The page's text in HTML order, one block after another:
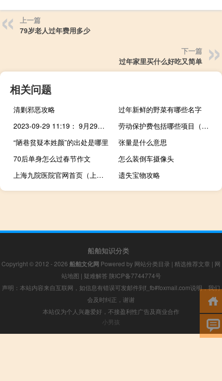
上一篇
79岁老人过年费用多少
下一篇
过年家里买什么好吃又简单
相关问题
清剿邪恶攻略
过年新鲜的野菜有哪些名字
2023-09-29 11:19： 9月29日11时，江门辖区目前缓慢行驶的路段有：1、沈海高速往粤西雅瑶至司前、往阳江方向梁金山服务区入口、阳江方向沙湖至圣堂路段；2、深岑高速往粤西方向杜阮至共和、平连至古猛；3、广中江高速荷塘至赤草互通；4、中阳高速阳春方向凤凰山隧道至大田路段、阳春方向双水往罗坑路段 ​​​
劳动保护费包括哪些项目（劳动保护费包括哪些）
“陋巷贫疑本姓颜”的出处是哪里
张量是什么意思
70后单身怎么过春节作文
怎么装倒车摄像头
上海九院医院官网首页（上海九院官网网上预约）
遗失宝物攻略
船舶知识分类
Copyright © 2012 - 2026 船舶文化网 Powered by 网站分类目录 | 精选推荐文章 | 网
站地图 | 疑难解答 陕ICP备7744774号
声明：本站内容来自互联网，如信息有错误可发邮件到f_fb#foxmail.com说明，我们
会及时纠正，谢谢
本站仅为个人兴趣爱好，不接盈利性广告及商业合作
小男孩